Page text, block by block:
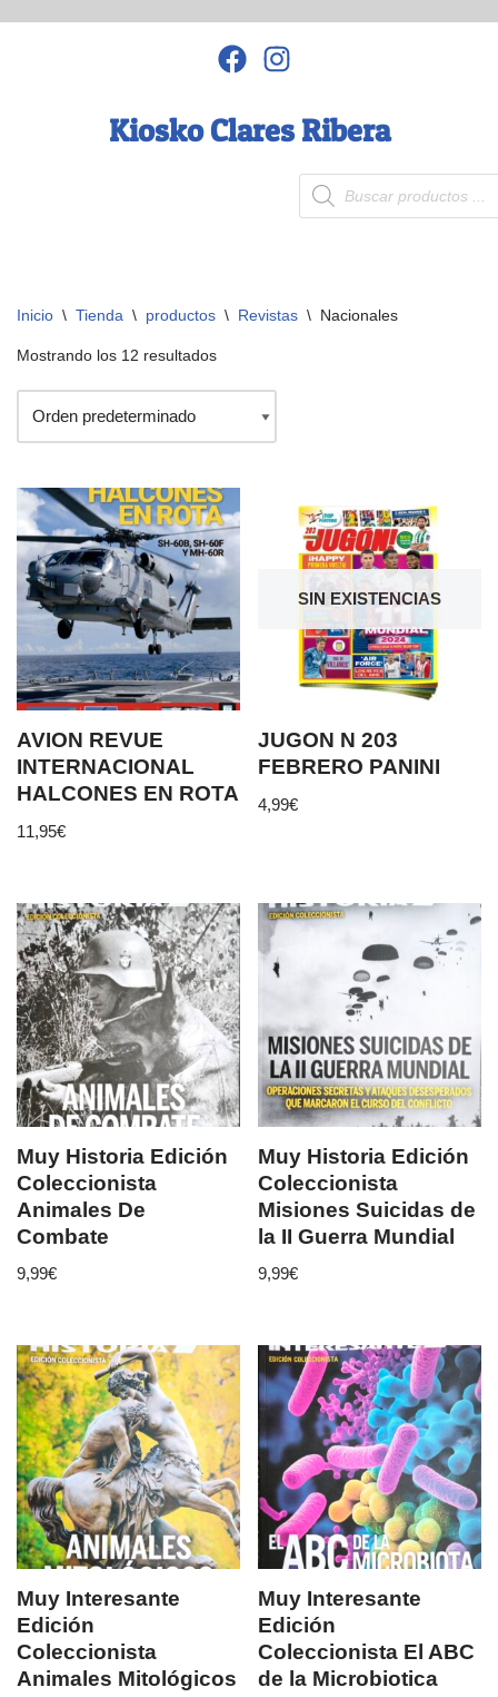
Kiosko Clares Ribera
Inicio \ Tienda \ productos \ Revistas \ Nacionales
Mostrando los 12 resultados
AVION REVUE
INTERNACIONAL
HALCONES EN ROTA
11,95€
SIN EXISTENCIAS
JUGON N 203
FEBRERO PANINI
4,99€
Muy Historia Edición
Coleccionista
Animales De
Combate
9,99€
Muy Historia Edición
Coleccionista
Misiones Suicidas de
la II Guerra Mundial
9,99€
Muy Interesante
Edición
Coleccionista
Animales Mitológicos
Muy Interesante
Edición
Coleccionista El ABC
de la Microbiotica